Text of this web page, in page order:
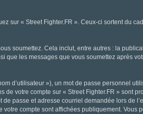
sur « Street Fighter.FR ». Ceux-ci sortent du
soumettez. Cela inclut, entre autres : la
que les messages que vous soumettez après
d’utilisateur »), un mot de passe personnel
votre compte sur « Street Fighter.FR » sont
passe et adresse courriel demandée lors de
compte sont affichées publiquement.